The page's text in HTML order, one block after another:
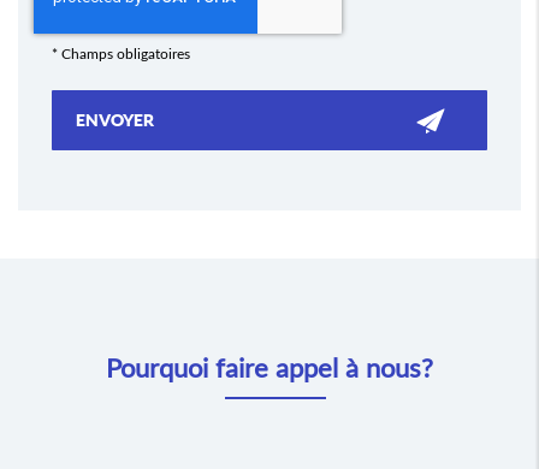
* Champs obligatoires
Pourquoi faire appel à nous?